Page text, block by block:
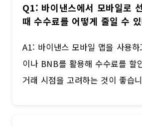
Q1: 바이낸스에서 모바일로
때 수수료를 어떻게 줄일 수
A1: 바이낸스 모바일 앱을 사용
이나 BNB를 활용해 수수료를 할
거래 시점을 고려하는 것이 좋습